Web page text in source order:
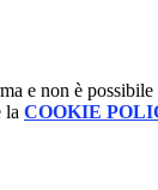
e non è
la COOKIE